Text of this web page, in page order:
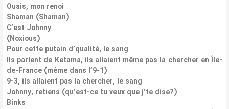
Ouais, mon renoi
Shaman (Shaman)
C’est Johnny
(Noxious)
Pour cette putain d’qualité, le sang
Ils parlent de Ketama, ils allaient même pas la chercher en Île-
de-France (même dans l’9-1)
9-3, ils allaient pas la chercher, le sang
Johnny, retiens (qu’est-ce tu veux que j’te dise?)
Binks